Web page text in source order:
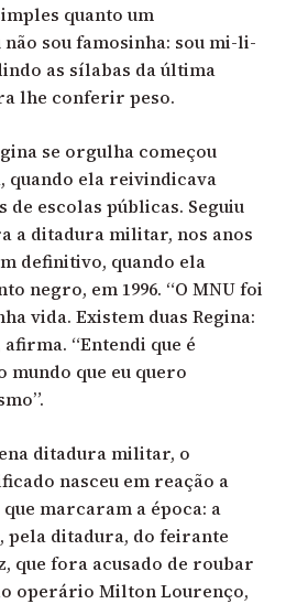
quanto um
sou famosinha: sou mi-li-
as sílabas da última
lhe conferir peso.
se orgulha começou
quando ela reivindicava
escolas públicas. Seguiu
a ditadura militar, nos anos
definitivo, quando ela
negro, em 1996. “O MNU foi
vida. Existem duas Regina:
“Entendi que é
que eu quero
ditadura militar, o
nasceu em reação a
marcaram a época: a
pela ditadura, do feirante
que fora acusado de roubar
operário Milton Lourenço,